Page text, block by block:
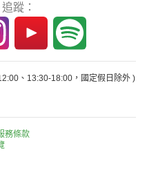
蹤：
、13:30-18:00，國定假日除外 )
務條款